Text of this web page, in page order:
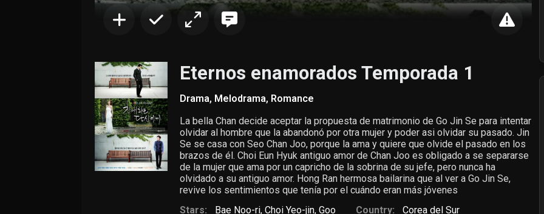
Eternos enamorados Temporada 1
Drama, Melodrama, Romance
La bella Chan decide aceptar la propuesta de matrimonio de Go Jin Se para intentar
olvidar al hombre que la abandonó por otra mujer y poder asi olvidar su pasado. Jin
Se se casa con Seo Chan Joo, porque la ama y quiere que olvide el pasado en los
brazos de él. Choi Eun Hyuk antiguo amor de Chan Joo es obligado a se separarse
de la mujer que ama por un capricho de la sobrina de su jefe, pero nunca ha
olvidado a su antiguo amor. Hong Ran hermosa bailarina que al ver a Go Jin Se,
revive los sentimientos que tenía por el cuándo eran más jóvenes
Stars:
Bae Noo-ri,Choi Yeo-jin,Goo
Country:
Corea del Sur